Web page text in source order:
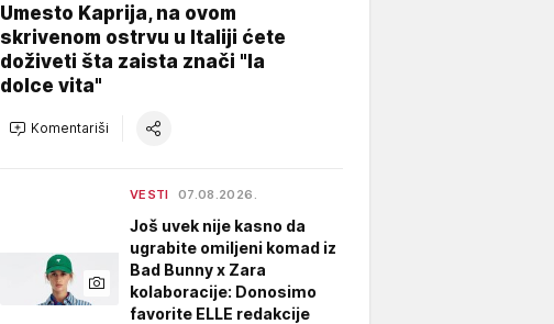
Umesto Kaprija, na ovom
skrivenom ostrvu u Italiji ćete
doživeti šta zaista znači "la
dolce vita"
Komentariši
VESTI 07.08.2026.
Još uvek nije kasno da
ugrabite omiljeni komad iz
Bad Bunny x Zara
kolaboracije: Donosimo
favorite ELLE redakcije